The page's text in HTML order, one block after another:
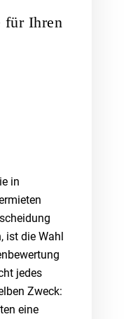
für Ihren
in
ist die Wahl
jedes
Zweck:
eine